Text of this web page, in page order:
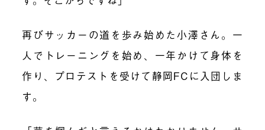
再びサッカーの道を歩み始めた小澤さん。一
人でトレーニングを始め、一年かけて身体を
作り、プロテストを受けて静岡FCに入団しま
す。